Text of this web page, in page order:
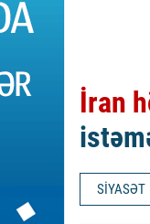
İran
SİYASƏT